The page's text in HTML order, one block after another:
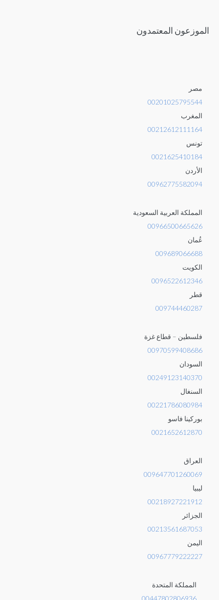
الموزعون المعتمدون
مصر
00201025795544
المغرب
00212612111164
تونس
0021625410184
الأردن
00962775582094
المملكة العربية السعودية
00966500665626
عُمان
009689066688
الكويت
0096522612346
قطر
009744460287
فلسطين – قطاع غزة
00970599408686
السودان
00249123140370
السنغال
00221786080984
بوركينا فاسو
0021652612870
العراق
009647701260069
ليبيا
00218927221912
الجزائر
00213561687053
اليمن
00967779222227
المملكة المتحدة